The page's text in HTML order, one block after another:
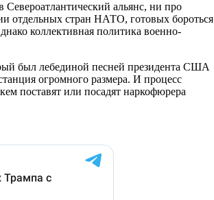
альянс, ни про
отдельных стран НАТО, готовых бороться
коллективная политика военно-
был лебединой песней президента США
огромного размера. И процесс
поставят или посадят наркофюрера